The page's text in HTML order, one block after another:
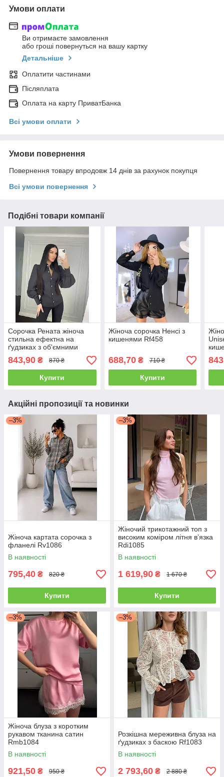
Умови оплати
Ви отримаєте замовлення
або гроші повернуться на вашу картку
Детальніше
Оплатити частинами
Післяплата
Оплата на карту ПриватБанка
Всі умови оплати
Умови повернення
Повернення товару впродовж 14 днів за рахунок покупця
Всі умови повернення
Подібні товари компанії
Сорочка Рената жіноча
стильна ефектна на
ґудзиках з об'ємними
рукавами Rf806
843,90 ₴ 870 ₴
Купити
Жіноча сорочка Ненсі з
кишенями Rf458
688,70₴ 710 ₴
Купити
Акційні пропозиції та новинки
–3%
Жіноча картата сорочка з
фланелі Rv1086
В наявності
795,40 ₴ 820 ₴
Купити
–3%
Жіночий трикотажний топ з
високим коміром літня вʼязка
Rdi1085
В наявності
1 619,90 ₴ 1 670 ₴
Купити
–3%
Жіноча блуза з коротким
рукавом тканина сатин
Rmb1084
В наявності
921,50 ₴ 950 ₴
–3%
Розкішна мереживна блуза на
ґудзиках з баскою Rf1083
В наявності
2 793,60 ₴ 2 880 ₴